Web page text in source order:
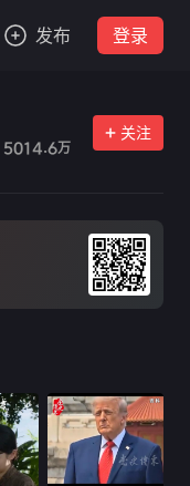
发布 登录
5014.6万
关注